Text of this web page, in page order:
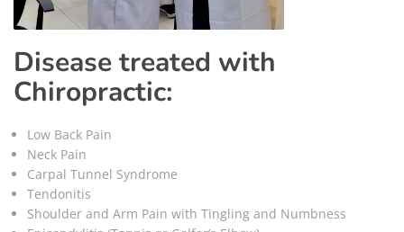
Disease treated with
Chiropractic:
Low Back Pain
Neck Pain
Carpal Tunnel Syndrome
Tendonitis
Shoulder and Arm Pain with Tingling and Numbness